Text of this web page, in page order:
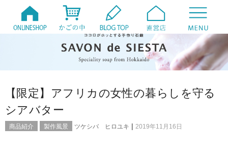
【限定】アフリカの女性の暮らしを守る
シアバター
商品紹介 製作風景 ツケシバ ヒロユキ | 2019年11月16日